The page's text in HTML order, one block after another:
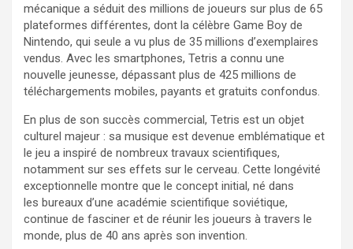
mécanique a séduit des millions de joueurs sur plus de 65
plateformes différentes, dont la célèbre Game Boy de
Nintendo, qui seule a vu plus de 35 millions d’exemplaires
vendus. Avec les smartphones, Tetris a connu une
nouvelle jeunesse, dépassant plus de 425 millions de
téléchargements mobiles, payants et gratuits confondus.
En plus de son succès commercial, Tetris est un objet
culturel majeur : sa musique est devenue emblématique et
le jeu a inspiré de nombreux travaux scientifiques,
notamment sur ses effets sur le cerveau. Cette longévité
exceptionnelle montre que le concept initial, né dans
les bureaux d’une académie scientifique soviétique,
continue de fasciner et de réunir les joueurs à travers le
monde, plus de 40 ans après son invention.